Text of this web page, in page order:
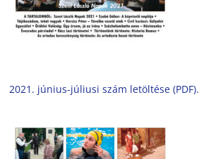
2021. június-júliusi szám letöltése (PDF).